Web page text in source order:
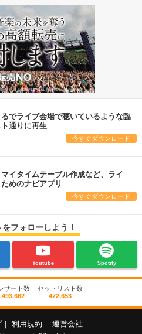
でライブ会場で聴いているような臨
通りに再生
今すぐダウンロード
イタイムテーブル作成など、ライ
めのナビアプリ
今すぐダウンロード
フォローしよう！
Youtube Spotify
サート数
セットリスト数
472,653
利用規約
運営会社